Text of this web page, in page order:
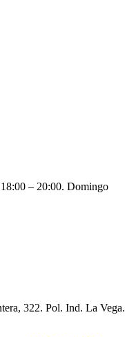
– 20:00. Domingo
322. Pol. Ind. La Vega.